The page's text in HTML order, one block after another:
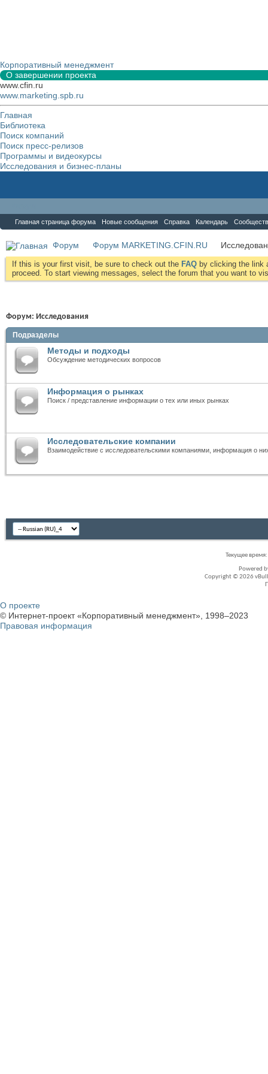
Корпоративный менеджмент
О завершении проекта
www.cfin.ru
www.marketing.spb.ru
Главная
Библиотека
Поиск компаний
Поиск пресс-релизов
Программы и видеокурсы
Исследования и бизнес-планы
Главная страница форума Новые сообщения Справка Календарь
Форум Форум MARKETING.CFIN.RU
If this is your first visit, be sure to check out the FAQ by clicking the link
proceed. To start viewing messages, select the forum that you want to
Форум: Исследования
Подразделы
Методы и подходы
Обсуждение методических вопросов
Информация о рынках
Поиск / представление информации о тех или иных рынках
Исследовательские компании
Взаимодействие с исследовательскими компаниями, информация о
Текущее время:
Powered
Copyright © 2026
О проекте
© Интернет-проект «Корпоративный менеджмент», 1998–2023
Правовая информация